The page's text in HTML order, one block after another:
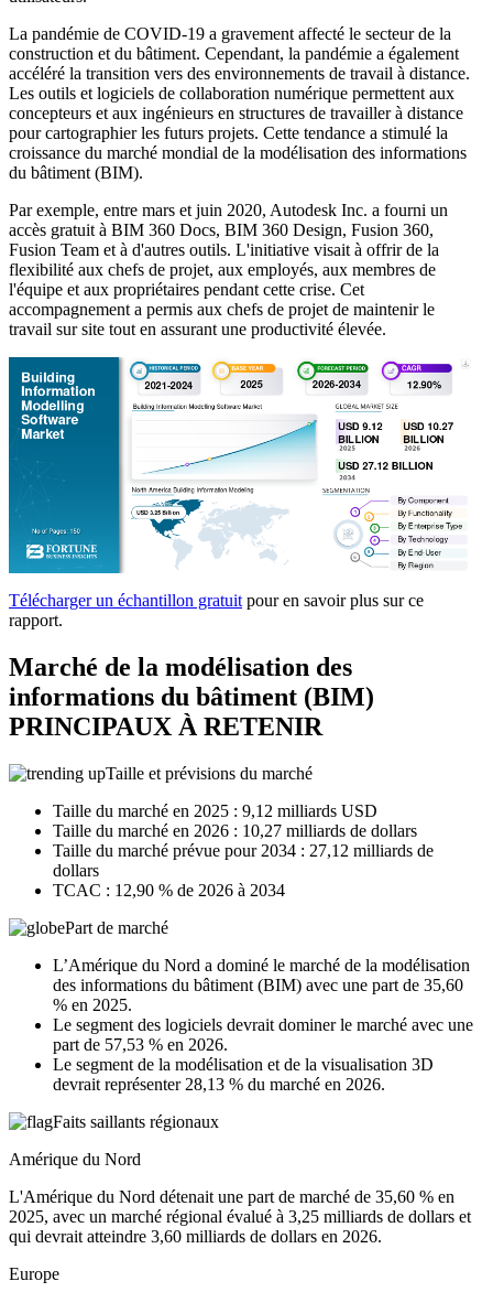
La pandémie de COVID-19 a gravement affecté le secteur de la
construction et du bâtiment. Cependant, la pandémie a également
accéléré la transition vers des environnements de travail à distance.
Les outils et logiciels de collaboration numérique permettent aux
concepteurs et aux ingénieurs en structures de travailler à distance
pour cartographier les futurs projets. Cette tendance a stimulé la
croissance du marché mondial de la modélisation des informations
du bâtiment (BIM).
Par exemple, entre mars et juin 2020, Autodesk Inc. a fourni un
accès gratuit à BIM 360 Docs, BIM 360 Design, Fusion 360,
Fusion Team et à d'autres outils. L'initiative visait à offrir de la
flexibilité aux chefs de projet, aux employés, aux membres de
l'équipe et aux propriétaires pendant cette crise. Cet
accompagnement a permis aux chefs de projet de maintenir le
travail sur site tout en assurant une productivité élevée.
Télécharger un échantillon gratuit pour en savoir plus sur ce
rapport.
Marché de la modélisation des
informations du bâtiment (BIM)
PRINCIPAUX À RETENIR
Taille et prévisions du marché
Taille du marché en 2025 : 9,12 milliards USD
Taille du marché en 2026 : 10,27 milliards de dollars
Taille du marché prévue pour 2034 : 27,12 milliards de
dollars
TCAC : 12,90 % de 2026 à 2034
Part de marché
L’Amérique du Nord a dominé le marché de la modélisation
des informations du bâtiment (BIM) avec une part de 35,60
% en 2025.
Le segment des logiciels devrait dominer le marché avec une
part de 57,53 % en 2026.
Le segment de la modélisation et de la visualisation 3D
devrait représenter 28,13 % du marché en 2026.
Faits saillants régionaux
Amérique du Nord
L'Amérique du Nord détenait une part de marché de 35,60 % en
2025, avec un marché régional évalué à 3,25 milliards de dollars et
qui devrait atteindre 3,60 milliards de dollars en 2026.
Europe